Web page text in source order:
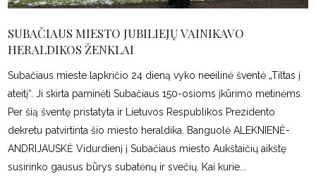
SUBAČIAUS MIESTO JUBILIEJŲ VAINIKAVO
HERALDIKOS ŽENKLAI
Subačiaus mieste lapkričio 24 dieną vyko neeilinė šventė „Tiltas į
ateitį“. Ji skirta paminėti Subačiaus 150-osioms įkūrimo metinėms.
Per šią šventę pristatyta ir Lietuvos Respublikos Prezidento
dekretu patvirtinta šio miesto heraldika. Banguolė ALEKNIENĖ-
ANDRIJAUSKĖ Vidurdienį į Subačiaus miesto Aukštaičių aikštę
susirinko gausus būrys subatėnų ir svečių. Kai kurie